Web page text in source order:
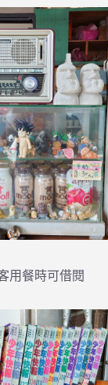
用餐時可借閱